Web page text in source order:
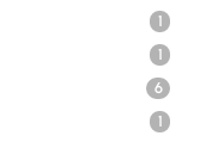
1
1
6
1